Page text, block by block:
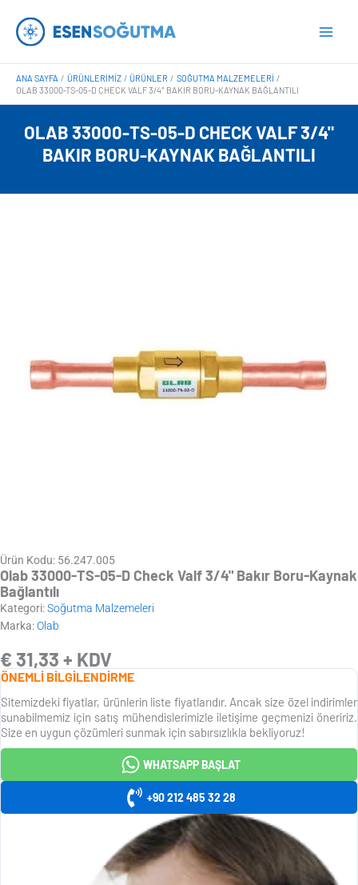
atla
ANA SAYFA ÜRÜNLERIMIZ ÜRÜNLER
SOĞUTMA MALZEMELERI
OLAB 33000-TS-05-D CHECK VALF 3/4″ BAKIR BORU-KAYNAK BAĞLANTILI
OLAB 33000-TS-05-D CHECK VALF 3/4"
BAKIR BORU-KAYNAK BAĞLANTILI
Ürün Kodu: 56.247.005
Olab 33000-TS-05-D Check Valf 3/4" Bakır Boru-Kaynak
Bağlantılı
Kategori:Soğutma Malzemeleri
Marka:Olab
€ 31,33 + KDV
ÖNEMLİ BİLGİLENDİRME
Sitemizdeki fiyatlar, ürünlerin liste fiyatlarıdır. Ancak size özel indirimler
sunabilmemiz için satış mühendislerimizle iletişime geçmenizi öneririz.
Size en uygun çözümleri sunmak için sabırsızlıkla bekliyoruz!
WHATSAPP BAŞLAT
+90 212 485 32 28